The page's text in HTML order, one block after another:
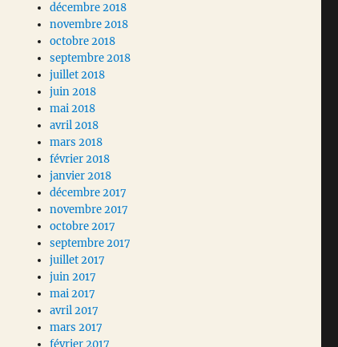
décembre 2018
novembre 2018
octobre 2018
septembre 2018
juillet 2018
juin 2018
mai 2018
avril 2018
mars 2018
février 2018
janvier 2018
décembre 2017
novembre 2017
octobre 2017
septembre 2017
juillet 2017
juin 2017
mai 2017
avril 2017
mars 2017
février 2017